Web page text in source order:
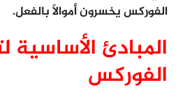
الفوركس يخسرون أموالًا بالفعل.
المبادئ الأساسية
الفوركس